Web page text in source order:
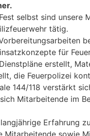
selbst sind unsere
tätig.
für
erstellt,
die Feuerpolizei
144/118 verstärkt
Mitarbeitende im
Erfahrung